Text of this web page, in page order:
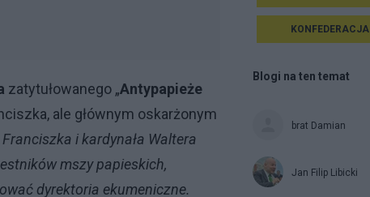
zatytułowanego „Antypapieże
ale głównym oskarżonym
i kardynała Waltera
mszy papieskich,
dyrektoria ekumeniczne.
KONFEDERACJA
Blogi na ten temat
brat Damian
Jan Filip Libicki